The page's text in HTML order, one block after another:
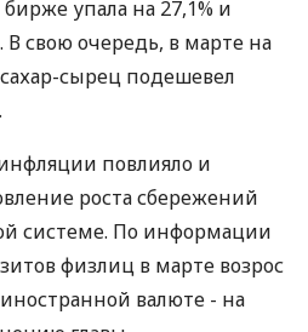
упала на 27,1% и
В свою очередь, в марте на
сырец подешевел
повлияло и
роста сбережений
системе. По информации
физлиц в марте возрос
валюте - на